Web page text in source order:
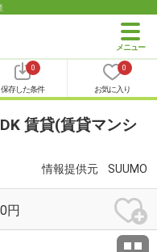
0
保存した条件
0
お気に入り
賃貸(賃貸マンシ
情報提供元 SUUMO
円